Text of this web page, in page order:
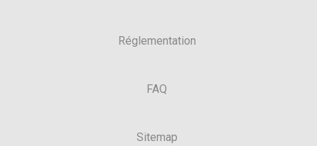
Réglementation
FAQ
Sitemap